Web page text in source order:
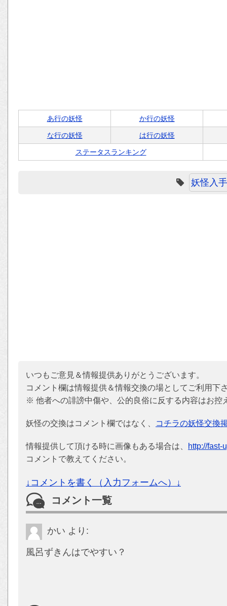
あ行の妖怪 か行の妖怪
な行の妖怪 は行の妖怪
ステータスランキング
妖怪入
いつもご意見＆情報提供ありがとうございます。
コメント欄は情報提供＆情報交換の場としてご利用下
※ 他者への誹謗中傷や、公的良俗に反する内容はお控
妖怪の交換はコメント欄ではなく、 コチラの妖怪交換
情報提供して頂ける時に画像もある場合は、
http://fast-
コメントで教えてください。
↓コメントを書く（入力フォームへ）↓
コメント一覧
かい より:
風呂ずきんはでやすい？